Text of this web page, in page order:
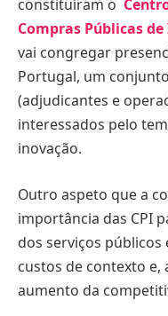
constituíram o
Compras Públicas
vai congregar
Portugal, um
(adjudicantes e
interessados pelo
inovação.
Outro aspeto que a
importância das CPI
dos serviços públicos
custos de contexto
aumento da